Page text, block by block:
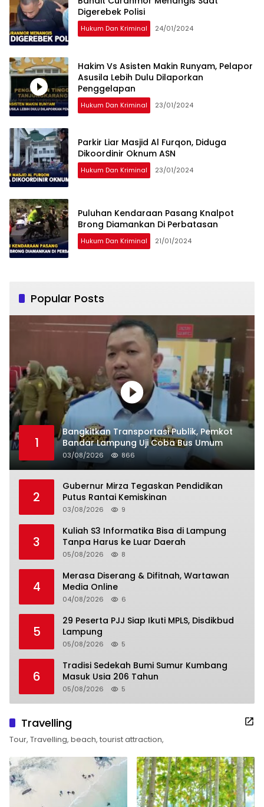
Digerebek Polisi
Hukum Dan Kriminal 24/01/2024
Hakim Vs Asisten Makin Runyam, Pelapor
Asusila Lebih Dulu Dilaporkan
Penggelapan
Hukum Dan Kriminal 23/01/2024
Parkir Liar Masjid Al Furqon, Diduga
Dikoordinir Oknum ASN
Hukum Dan Kriminal 23/01/2024
Puluhan Kendaraan Pasang Knalpot
Brong Diamankan Di Perbatasan
Hukum Dan Kriminal 21/01/2024
Popular Posts
1
Bangkitkan Transportasi Publik, Pemkot
Bandar Lampung Uji Coba Bus Umum
03/08/2026 866
2
Gubernur Mirza Tegaskan Pendidikan
Putus Rantai Kemiskinan
03/08/2026 9
3
Kuliah S3 Informatika Bisa di Lampung
Tanpa Harus ke Luar Daerah
05/08/2026 8
4
Merasa Diserang & Difitnah, Wartawan
Media Online
04/08/2026 6
5
29 Peserta PJJ Siap Ikuti MPLS, Disdikbud
Lampung
05/08/2026 5
6
Tradisi Sedekah Bumi Sumur Kumbang
Masuk Usia 206 Tahun
05/08/2026 5
Travelling
Tour, Travelling, beach, tourist attraction,